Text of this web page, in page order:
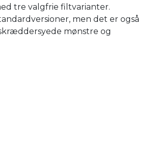
tre valgfrie filtvarianter.
men det er også
mønstre og